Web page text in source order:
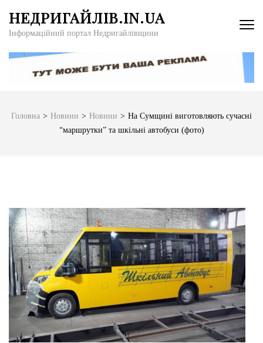
вмісту
Enter)
НЕДРИГАЙЛІВ.IN.UA
Інформаційний портал Недригайлівщини
Головна > Новини > Новини > На Сумщині виготовляють сучасні
“маршрутки” та шкільні автобуси (фото)